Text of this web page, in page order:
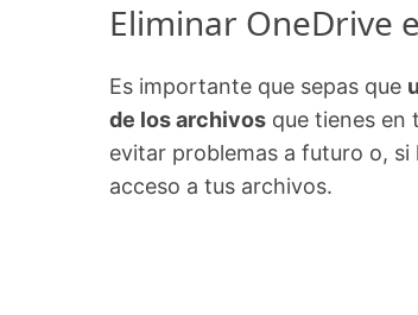
Eliminar OneDrive
Es importante que sepas que
de los archivos que tienes en
evitar problemas a futuro o, si
acceso a tus archivos.